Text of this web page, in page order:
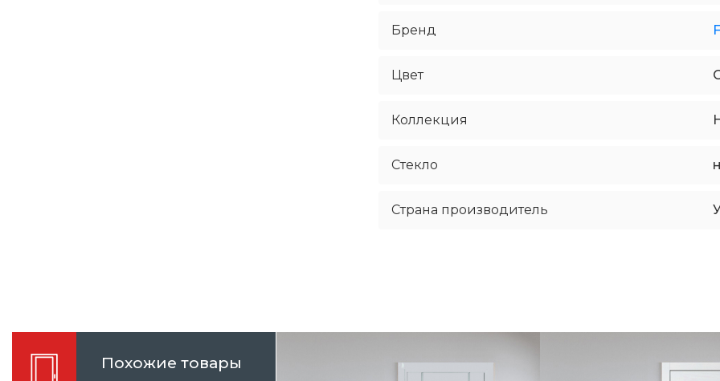
Бренд
Цвет
Коллекция
Стекло
Страна производитель
Похожие товары